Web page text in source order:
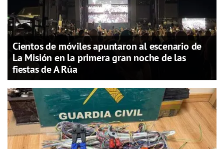
Cientos de móviles apuntaron al escenario de
La Misión en la primera gran noche de las
fiestas de A Rúa